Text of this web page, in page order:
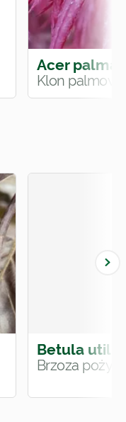
Acer
Klon palmowy
Betula utilis
Brzoza